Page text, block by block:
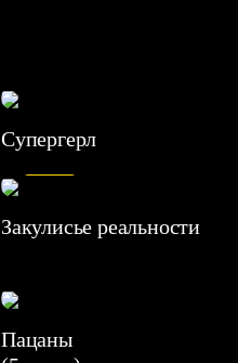
Супергерл
7.1
Закулисье реальности
Пацаны